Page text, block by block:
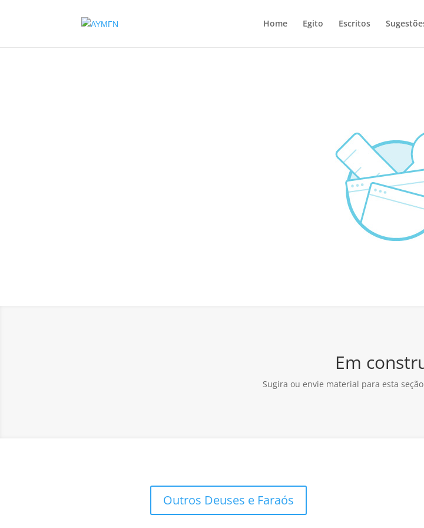
Home Egito Escritos
Em
Sugira ou envie material para esta
Outros Deuses e Faraós